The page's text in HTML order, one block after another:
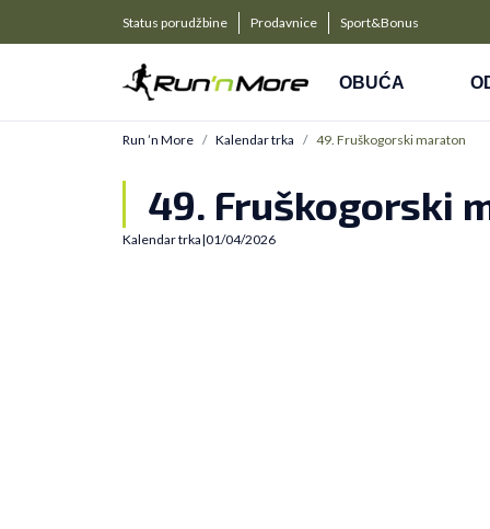
Status porudžbine Prodavnice Sport&Bonus
PLAĆANJE NA RATE
Kreditnim karticama BANCA INTESA platite na 9 rata
OBUĆA
Run ’n More Kalendar trka 49. Fruškogorski maraton
49. Fruškogorski
Kalendar trka|01/04/2026